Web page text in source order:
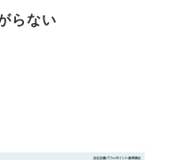
らない